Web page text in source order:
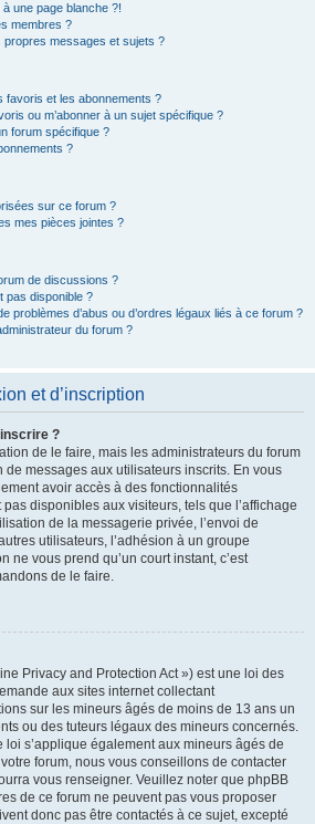
une page blanche ?!
membres ?
messages et sujets ?
favoris et les abonnements ?
ou m’abonner à un sujet spécifique ?
forum spécifique ?
?
sur ce forum ?
mes pièces jointes ?
de discussions ?
pas disponible ?
problèmes d’abus ou d’ordres légaux liés à ce forum ?
du forum ?
et d’inscription
?
de le faire, mais les administrateurs du forum
messages aux utilisateurs inscrits. En vous
avoir accès à des fonctionnalités
disponibles aux visiteurs, tels que l’affichage
de la messagerie privée, l’envoi de
utilisateurs, l’adhésion à un groupe
ne vous prend qu’un court instant, c’est
de le faire.
Privacy and Protection Act ») est une loi des
aux sites internet collectant
sur les mineurs âgés de moins de 13 ans un
ou des tuteurs légaux des mineurs concernés.
loi s’applique également aux mineurs âgés de
forum, nous vous conseillons de contacter
vous renseigner. Veuillez noter que phpBB
de ce forum ne peuvent pas vous proposer
donc pas être contactés à ce sujet, excepté